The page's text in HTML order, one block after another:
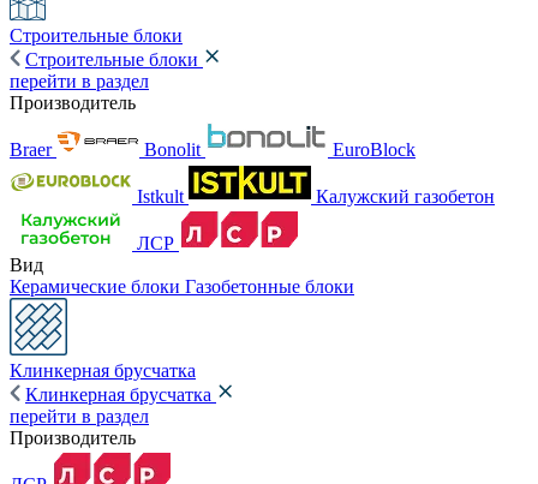
Строительные блоки
Строительные блоки
перейти в раздел
Производитель
Braer Bonolit EuroBlock
Istkult Калужский газобетон
ЛСР
Вид
Керамические блоки Газобетонные блоки
Клинкерная брусчатка
Клинкерная брусчатка
перейти в раздел
Производитель